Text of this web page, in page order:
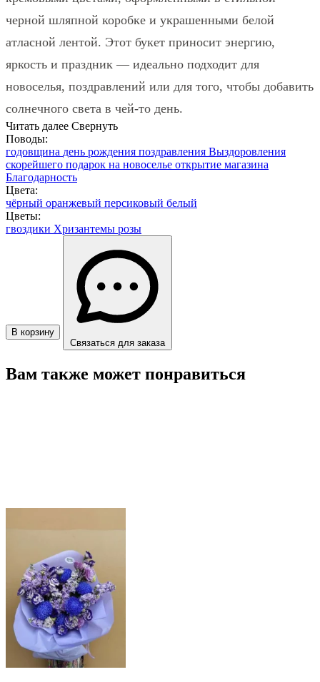
черной шляпной коробке и украшенными белой
атласной лентой. Этот букет приносит энергию,
яркость и праздник — идеально подходит для
новоселья, поздравлений или для того, чтобы добавить
солнечного света в чей-то день.
Читать далее Свернуть
Поводы:
годовщина день рождения поздравления Выздоровления
скорейшего подарок на новоселье открытие магазина
Благодарность
Цвета:
чёрный оранжевый персиковый белый
Цветы:
гвоздики Хризантемы розы
В корзину
Связаться для заказа
Вам также может понравиться